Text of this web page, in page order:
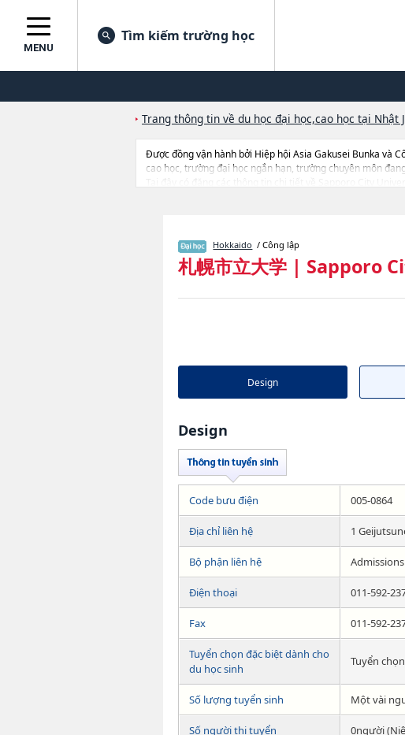
MENU
Tìm kiếm trường học
Trang thông tin về du học đại học,cao học tại Nhật
Được đồng vận hành bởi Hiệp hội Asia Gakusei Bunka và
cao học, trường đại học ngắn hạn, trường chuyên môn
Tại đây có đăng các thông tin chi tiết về Sapporo City
Hokkaido / Công lập
札幌市立大学 | Sapporo
Design
Design
Code bưu điện 005-0864
Địa chỉ liên hệ 1
Bộ phận liên hệ
Điện thoại 011-592-
Fax 011-592-
Tuyển chọn đặc biệt dành cho
du học sinh
Tuyển
Số lượng tuyển sinh Một vài
Số người thi tuyển 0người